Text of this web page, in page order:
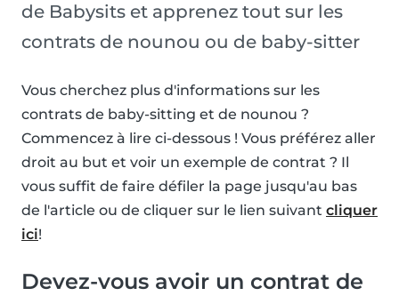
de Babysits et apprenez tout sur les
contrats de nounou ou de baby-sitter
Vous cherchez plus d'informations sur les
contrats de baby-sitting et de nounou ?
Commencez à lire ci-dessous ! Vous préférez aller
droit au but et voir un exemple de contrat ? Il
vous suffit de faire défiler la page jusqu'au bas
de l'article ou de cliquer sur le lien suivant cliquer
ici!
Devez-vous avoir un contrat de